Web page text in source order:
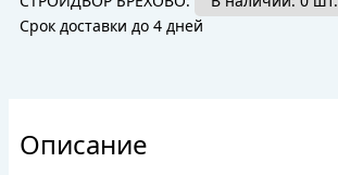
Срок доставки до 4 дней
Описание